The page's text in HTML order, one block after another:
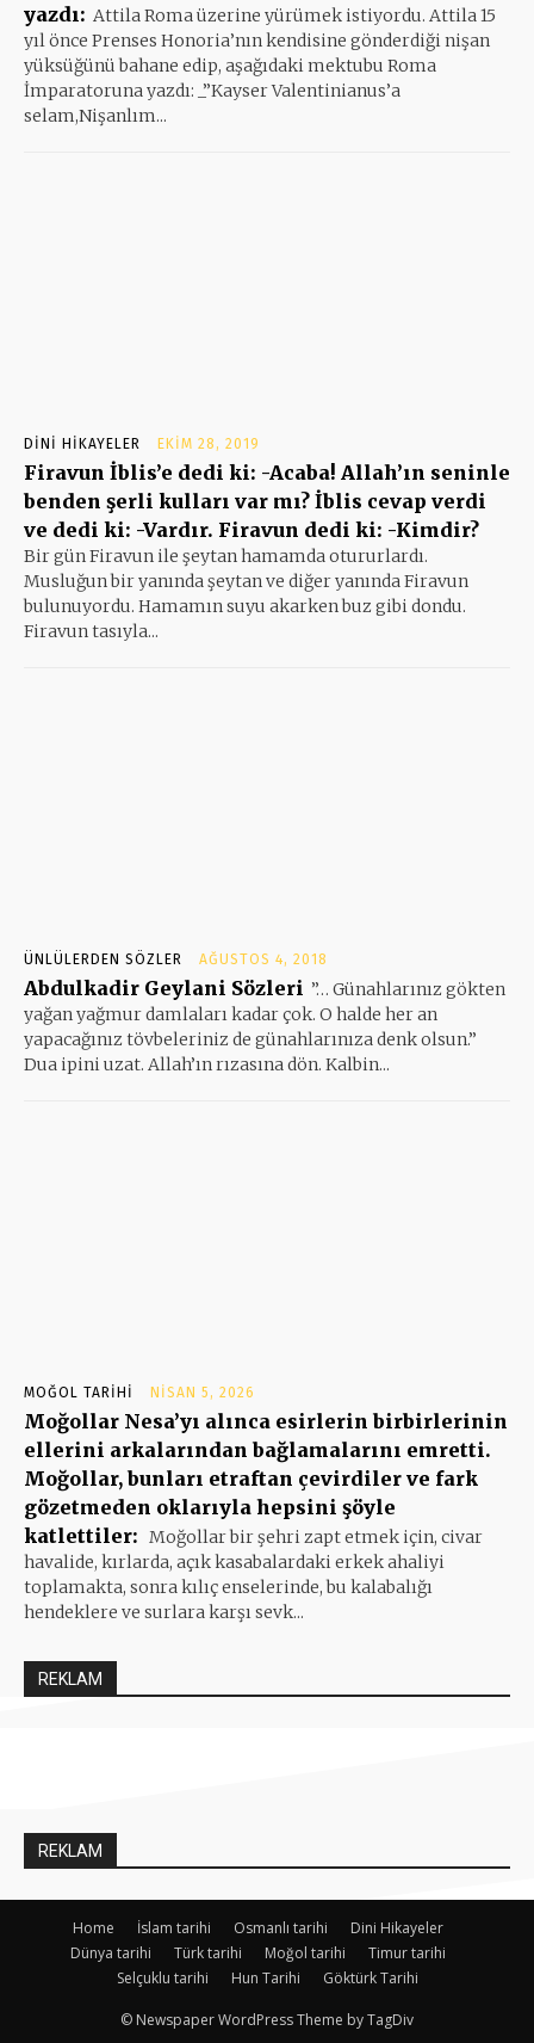
yazdı: Attila Roma üzerine yürümek istiyordu. Attila 15
yıl önce Prenses Honoria’nın kendisine gönderdiği nişan
yüksüğünü bahane edip, aşağıdaki mektubu Roma
İmparatoruna yazdı: _”Kayser Valentinianus’a
selam,Nişanlım...
DINI HIKAYELER EKIM 28, 2019
Firavun İblis’e dedi ki: -Acaba! Allah’ın seninle
benden şerli kulları var mı? İblis cevap verdi
ve dedi ki: -Vardır. Firavun dedi ki: -Kimdir?
Bir gün Firavun ile şeytan hamamda otururlardı.
Musluğun bir yanında şeytan ve diğer yanında Firavun
bulunuyordu. Hamamın suyu akarken buz gibi dondu.
Firavun tasıyla...
ÜNLÜLERDEN SÖZLER AĞUSTOS 4, 2018
Abdulkadir Geylani Sözleri ”… Günahlarınız gökten
yağan yağmur damlaları kadar çok. O halde her an
yapacağınız tövbeleriniz de günahlarınıza denk olsun.”
Dua ipini uzat. Allah’ın rızasına dön. Kalbin...
MOĞOL TARIHI NISAN 5, 2026
Moğollar Nesa’yı alınca esirlerin birbirlerinin
ellerini arkalarından bağlamalarını emretti.
Moğollar, bunları etraftan çevirdiler ve fark
gözetmeden oklarıyla hepsini şöyle
katlettiler: Moğollar bir şehri zapt etmek için, civar
havalide, kırlarda, açık kasabalardaki erkek ahaliyi
toplamakta, sonra kılıç enselerinde, bu kalabalığı
hendeklere ve surlara karşı sevk...
REKLAM
REKLAM
Home İslam tarihi Osmanlı tarihi
Dini Hikayeler
Dünya tarihi
Türk tarihi Moğol tarihi
Timur tarihi
Selçuklu tarihi
Hun Tarihi Göktürk Tarihi
© Newspaper WordPress Theme by TagDiv